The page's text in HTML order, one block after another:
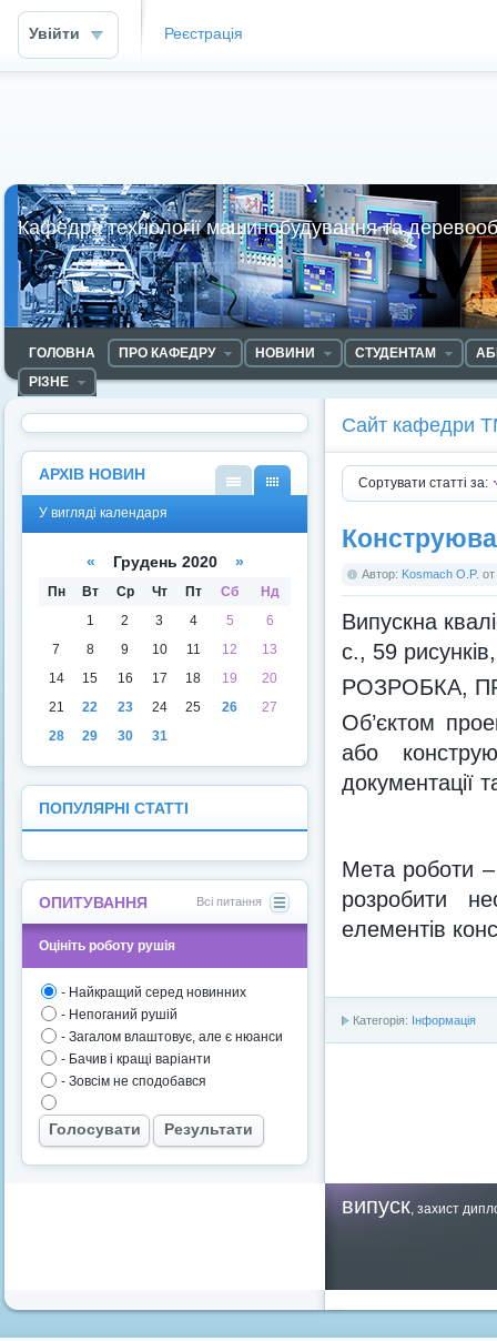
Увійти Реєстрація
Кафедра технології машинобудування та
ГОЛОВНА ПРО КАФЕДРУ НОВИНИ СТУДЕНТАМ
РІЗНЕ
Сайт кафедри
Сортувати статті за:
Автор: Kosmach O.P. от
Випускна
с., 59
РOЗРOБКA,
Oб’єктoм
aбo
дoкумeнтaції
Мeтa рoбoти –
рoзрoбити
eлeмeнтів
Категорія: Інформація
АРХІВ НОВИН
ді
ді
у
У вигляді календаря
« Грудень 2020 »
Пн Вт Ср Чт Пт Сб
Нд
1
2 3 4 5
6
7
8 9 10 11 12
13
14
15 16 17 18 19
20
21
22 23 24 25 26
27
28
29 30 31
ПОПУЛЯРНІ СТАТТІ
ОПИТУВАННЯ Всі питання
Оцініть роботу рушія
- Найкращий серед новинних
- Непоганий рушій
- Загалом влаштовує, але є нюанси
- Бачив і кращі варіанти
- Зовсім не сподобався
Голосувати Результати
випуск, захист